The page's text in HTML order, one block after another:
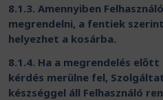
8.1.3. Amennyiben
megrendelni, a fentiek
helyezhet a kosárba.
8.1.4. Ha a megrendelés
kérdés merülne fel,
készséggel áll Felhasználó